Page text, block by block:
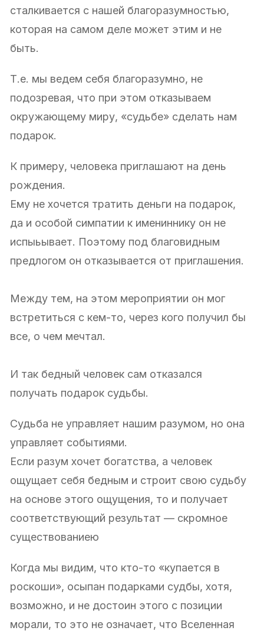
сталкивается с нашей благоразумностью,
которая на самом деле может этим и не
быть.
Т.е. мы ведем себя благоразумно, не
подозревая, что при этом отказываем
окружающему миру, «судьбе» сделать нам
подарок.
К примеру, человека приглашают на день
рождения.
Ему не хочется тратить деньги на подарок,
да и особой симпатии к имениннику он не
испыьывает. Поэтому под благовидным
предлогом он отказывается от приглашения.
Между тем, на этом мероприятии он мог
встретиться с кем-то, через кого получил бы
все, о чем мечтал.
И так бедный человек сам отказался
получать подарок судьбы.
Судьба не управляет нашим разумом, но она
управляет событиями.
Если разум хочет богатства, а человек
ощущает себя бедным и строит свою судьбу
на основе этого ощущения, то и получает
соответствующий результат — скромное
существованиею
Когда мы видим, что кто-то «купается в
роскоши», осыпан подарками судбы, хотя,
возможно, и не достоин этого с позиции
морали, то это не означает, что Вселенная